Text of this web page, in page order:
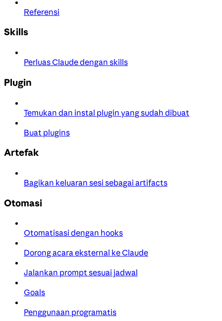
Referensi
Skills
Perluas Claude dengan skills
Plugin
Temukan dan instal plugin yang sudah dibuat
Buat plugins
Artefak
Bagikan keluaran sesi sebagai artifacts
Otomasi
Otomatisasi dengan hooks
Dorong acara eksternal ke Claude
Jalankan prompt sesuai jadwal
Goals
Penggunaan programatis